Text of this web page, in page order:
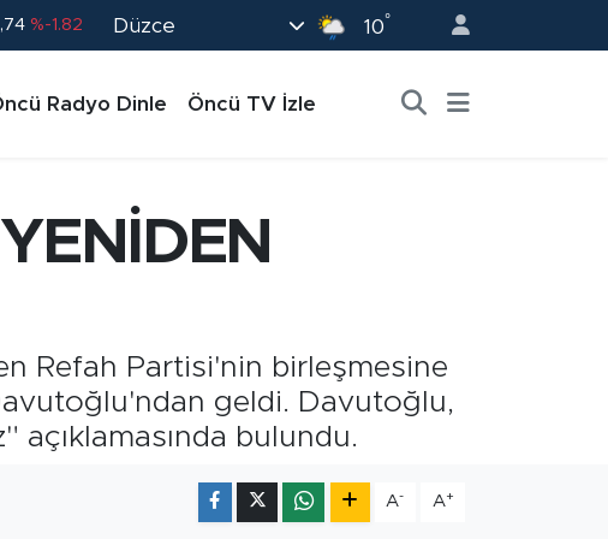
%-1.82
%0.19
%0
Düzce 10°
Radyo Dinle Öncü TV İzle
Refah Partisi'nin birleşmesine
geldi. Davutoğlu,
açıklamasında bulundu.
A- A+